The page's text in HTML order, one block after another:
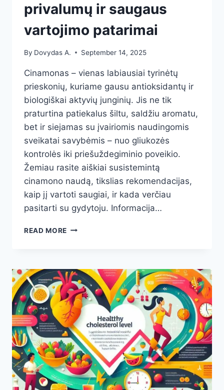
privalumų ir saugaus
vartojimo patarimai
By Dovydas A. September 14, 2025
Cinamonas – vienas labiausiai tyrinėtų
prieskonių, kuriame gausu antioksidantų ir
biologiškai aktyvių junginių. Jis ne tik
praturtina patiekalus šiltu, saldžiu aromatu,
bet ir siejamas su įvairiomis naudingomis
sveikatai savybėmis – nuo gliukozės
kontrolės iki priešuždegiminio poveikio.
Žemiau rasite aiškiai susistemintą
cinamono naudą, tikslias rekomendacijas,
kaip jį vartoti saugiai, ir kada verčiau
pasitarti su gydytoju. Informacija…
READ MORE CINAMONO
TYRIMAIS
PAGRĮSTŲ
PRIVALUMŲ
IR
SAUGAUS
VARTOJIMO
PATARIMAI